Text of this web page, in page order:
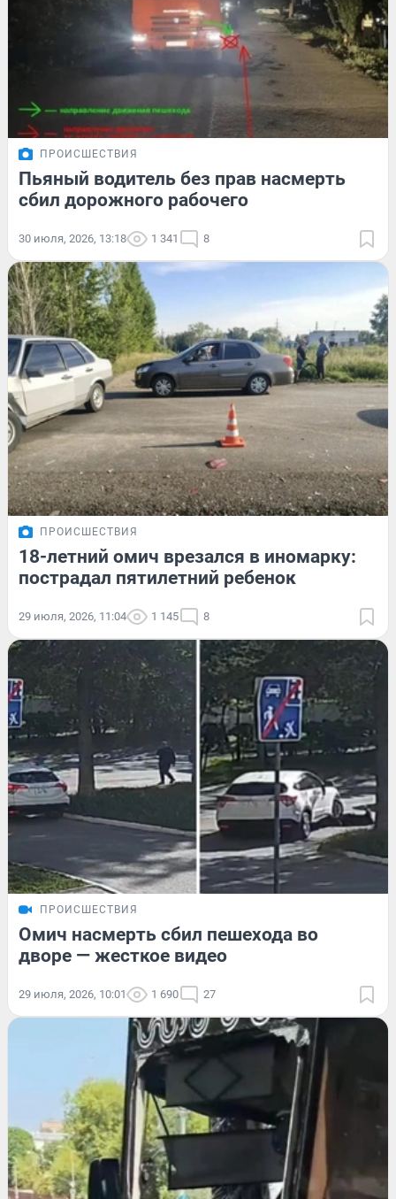
ПРОИСШЕСТВИЯ
Пьяный водитель без прав насмерть
сбил дорожного рабочего
30 июля, 2026, 13:18 1 341 8
ПРОИСШЕСТВИЯ
18-летний омич врезался в иномарку:
пострадал пятилетний ребенок
29 июля, 2026, 11:04 1 145 8
ПРОИСШЕСТВИЯ
Омич насмерть сбил пешехода во
дворе — жесткое видео
29 июля, 2026, 10:01 1 690 27